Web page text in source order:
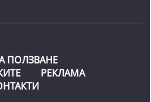
ПОЛЗВАНЕ
РЕКЛАМА